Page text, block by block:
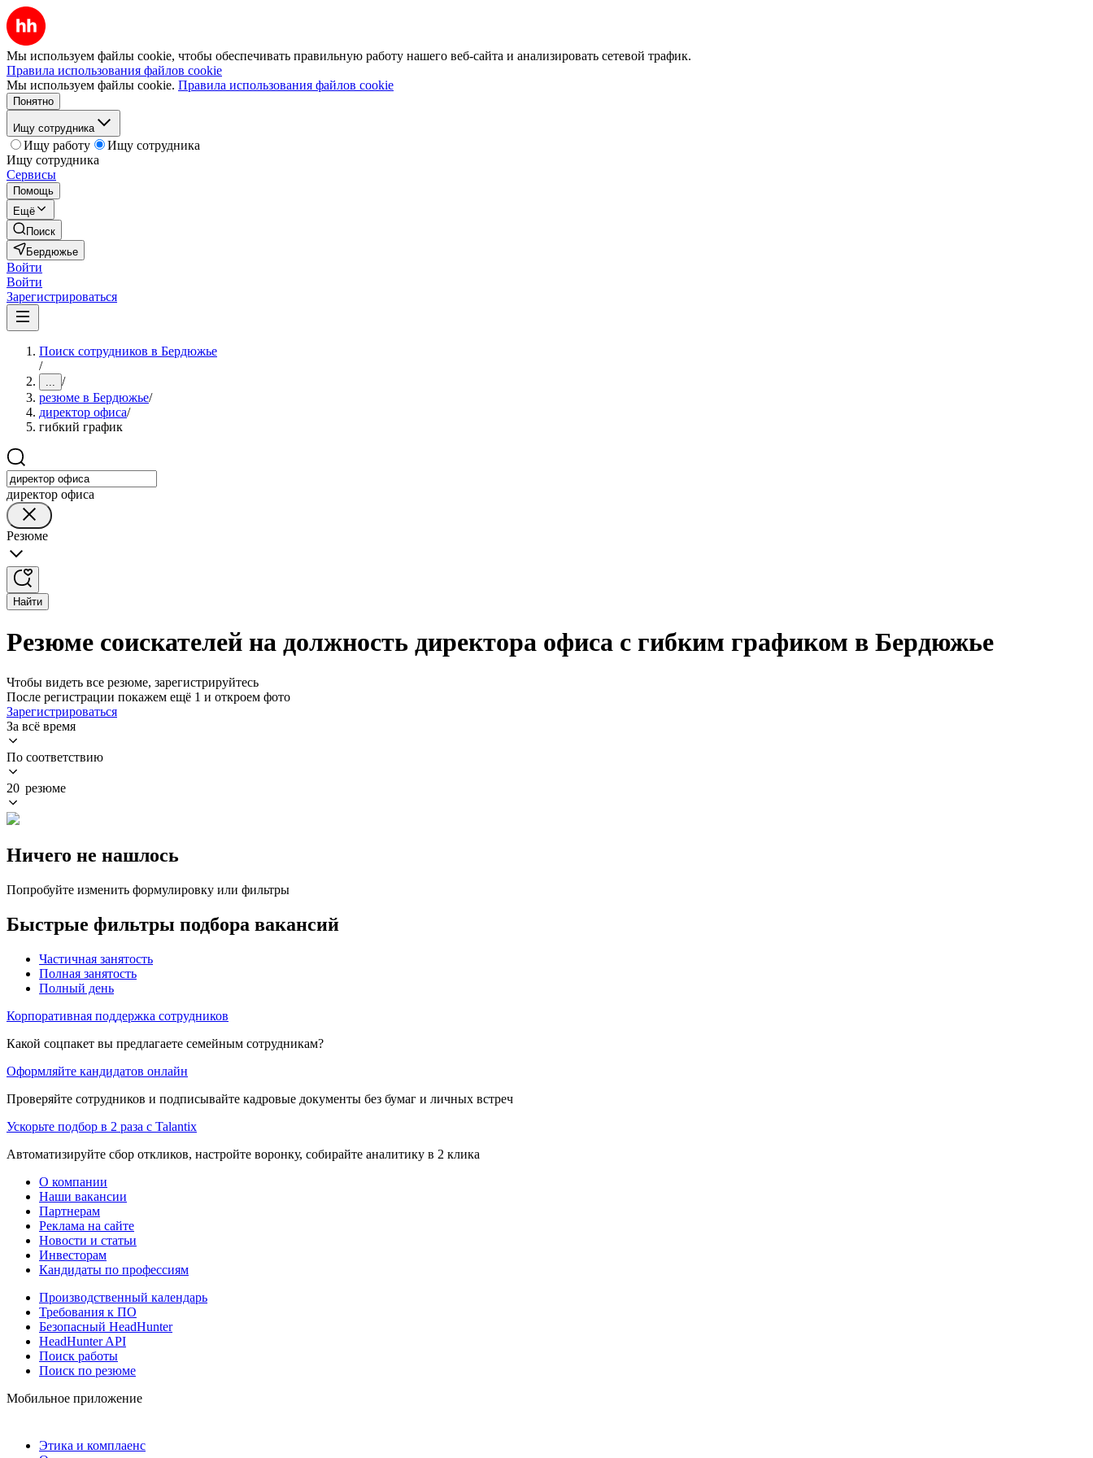
Мы используем файлы cookie, чтобы обеспечивать правильную работу нашего веб-сайта и анализировать сетевой трафик.
Правила использования файлов cookie
Мы используем файлы cookie. Правила использования файлов cookie
Понятно
Ищу сотрудника
Ищу работу
Ищу сотрудника
Ищу сотрудника
Сервисы
Помощь
Ещё
Поиск
Бердюжье
Войти
Войти
Зарегистрироваться
Поиск сотрудников в Бердюжье
/
... /
резюме в Бердюжье/
директор офиса/
гибкий график
директор офиса
Резюме
Найти
Резюме соискателей на должность директора офиса с гибким графиком в Бердюжье
Чтобы видеть все резюме, зарегистрируйтесь
После регистрации покажем ещё 1 и откроем фото
Зарегистрироваться
За всё время
По соответствию
20 резюме
Ничего не нашлось
Попробуйте изменить формулировку или фильтры
Быстрые фильтры подбора вакансий
Частичная занятость
Полная занятость
Полный день
Корпоративная поддержка сотрудников
Какой соцпакет вы предлагаете семейным сотрудникам?
Оформляйте кандидатов онлайн
Проверяйте сотрудников и подписывайте кадровые документы без бумаг и личных встреч
Ускорьте подбор в 2 раза с Talantix
Автоматизируйте сбор откликов, настройте воронку, собирайте аналитику в 2 клика
О компании
Наши вакансии
Партнерам
Реклама на сайте
Новости и статьи
Инвесторам
Кандидаты по профессиям
Производственный календарь
Требования к ПО
Безопасный HeadHunter
HeadHunter API
Поиск работы
Поиск по резюме
Мобильное приложение
Этика и комплаенс